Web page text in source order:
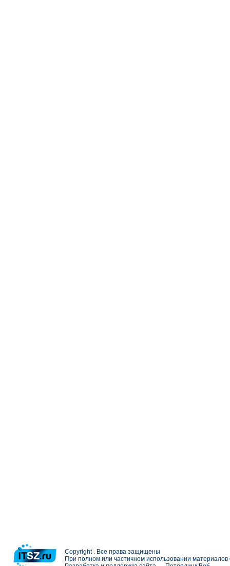
Copyright . Все права защищены
При полном или частичном использовании